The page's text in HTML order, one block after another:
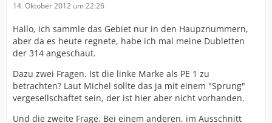
14. Oktober 2012 um 22:26
Hallo, ich sammle das Gebiet nur in den Haupznummern,
aber da es heute regnete, habe ich mal meine Dubletten
der 314 angeschaut.
Dazu zwei Fragen. Ist die linke Marke als PE 1 zu
betrachten? Laut Michel sollte das ja mit einem "Sprung"
vergesellschaftet sein, der ist hier aber nicht vorhanden.
Und die zweite Frage. Bei einem anderen, im Ausschnitt